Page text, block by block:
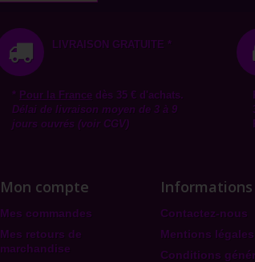
LIVRAISON GRATUITE *
* Pour la France dès 35 € d'achats.
Délai de livraison moyen de 3 à 9
jours ouvrés (voir CGV)
Mon compte
Mes commandes
Mes retours de
marchandise
Informations
Contactez-nous
Mentions légales
Conditions